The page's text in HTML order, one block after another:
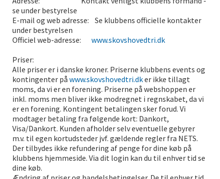
se under bestyrelse
E-mail og web adresse: Se klubbens officielle kontakter
under bestyrelsen
Officiel web-adresse: www.skovshovedtri.dk
Priser:
Alle priser er i danske kroner. Priserne klubbens events og
kontingenter på www.skovshovedtri.dker ikke tillagt
moms, da vi er en forening. Priserne på webshoppen er
inkl. moms men bliver ikke modregnet i regnskabet, da vi
er en forening. Kontingent betalingen sker forud. Vi
modtager betaling fra følgende kort: Dankort,
Visa/Dankort. Kunden afholder selv eventuelle gebyrer
m.v. til egen kortudsteder jvf. gældende regler fra NETS.
Der tilbydes ikke refundering af penge for dine køb på
klubbens hjemmeside. Via dit login kan du til enhver tid se
dine køb.